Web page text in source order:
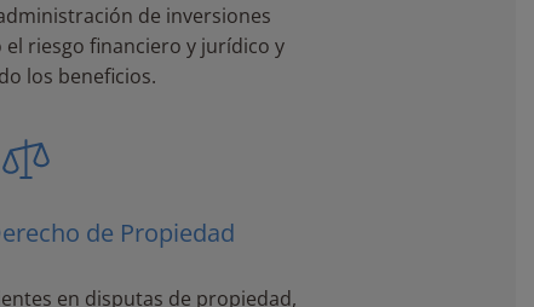
de inversiones
riesgo financiero y jurídico y
los beneficios.
de Propiedad
en disputas de propiedad,